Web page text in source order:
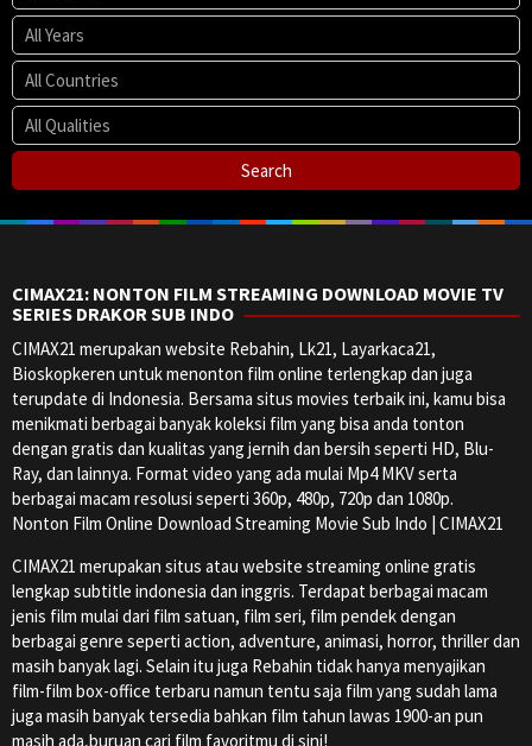
CIMAX21: NONTON FILM STREAMING DOWNLOAD MOVIE TV
SERIES DRAKOR SUB INDO
CIMAX21 merupakan website Rebahin, Lk21, Layarkaca21,
Bioskopkeren untuk menonton film online terlengkap dan juga
terupdate di Indonesia. Bersama situs movies terbaik ini, kamu bisa
menikmati berbagai banyak koleksi film yang bisa anda tonton
dengan gratis dan kualitas yang jernih dan bersih seperti HD, Blu-
Ray, dan lainnya. Format video yang ada mulai Mp4 MKV serta
berbagai macam resolusi seperti 360p, 480p, 720p dan 1080p.
Nonton Film Online Download Streaming Movie Sub Indo | CIMAX21
CIMAX21 merupakan situs atau website streaming online gratis
lengkap subtitle indonesia dan inggris. Terdapat berbagai macam
jenis film mulai dari film satuan, film seri, film pendek dengan
berbagai genre seperti action, adventure, animasi, horror, thriller dan
masih banyak lagi. Selain itu juga Rebahin tidak hanya menyajikan
film-film box-office terbaru namun tentu saja film yang sudah lama
juga masih banyak tersedia bahkan film tahun lawas 1900-an pun
masih ada,buruan cari film favoritmu di sini!